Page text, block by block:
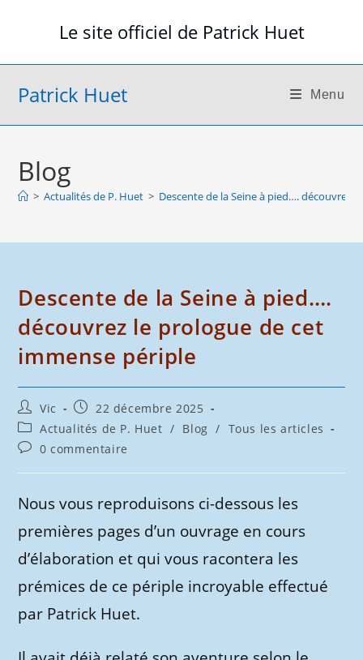
Le site officiel de Patrick Huet
Patrick Huet Menu
Blog
> Actualités de P. Huet > Descente de la Seine à pied…. découvrez
Descente de la Seine à pied….
découvrez le prologue de cet
immense périple
Auteur/autrice
de
la
publication :
Vic
Publication
publiée :
22 décembre 2025
Post
category:
Actualités de P. Huet / Blog / Tous les articles
Commentaires
la
0 commentaire
Nous vous reproduisons ci-dessous les
premières pages d’un ouvrage en cours
d’élaboration et qui vous racontera les
prémices de ce périple incroyable effectué
par Patrick Huet.